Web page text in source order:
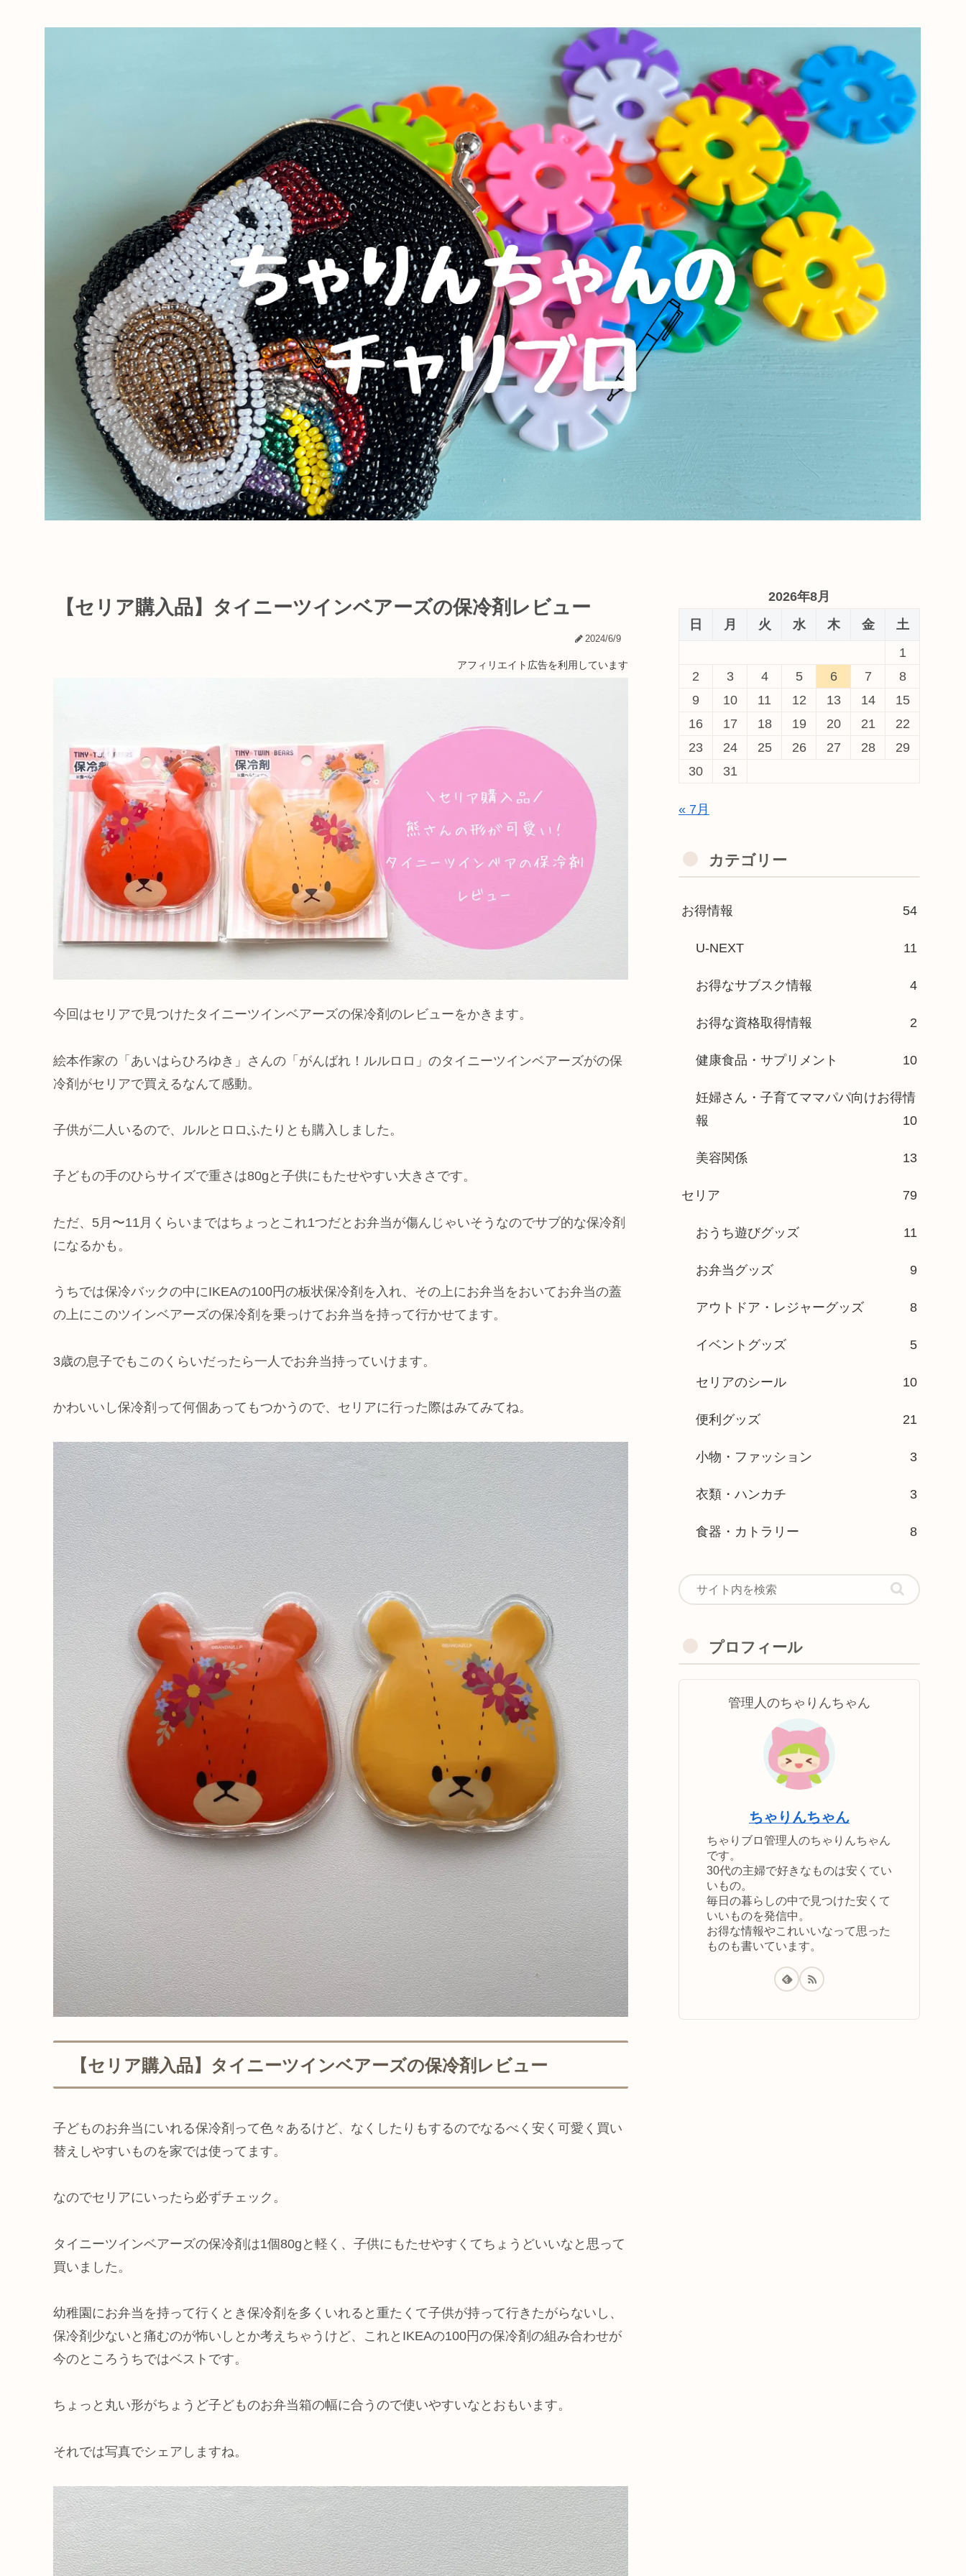
【セリア購入品】タイニーツインベアーズの保冷剤レビュー
2024/6/9
アフィリエイト広告を利用しています
今回はセリアで見つけたタイニーツインベアーズの保冷剤のレビューをかきます。
絵本作家の「あいはらひろゆき」さんの「がんばれ！ルルロロ」のタイニーツインベアーズがの保
冷剤がセリアで買えるなんて感動。
子供が二人いるので、ルルとロロふたりとも購入しました。
子どもの手のひらサイズで重さは80gと子供にもたせやすい大きさです。
ただ、5月〜11月くらいまではちょっとこれ1つだとお弁当が傷んじゃいそうなのでサブ的な保冷剤
になるかも。
うちでは保冷バックの中にIKEAの100円の板状保冷剤を入れ、その上にお弁当をおいてお弁当の蓋
の上にこのツインベアーズの保冷剤を乗っけてお弁当を持って行かせてます。
3歳の息子でもこのくらいだったら一人でお弁当持っていけます。
かわいいし保冷剤って何個あってもつかうので、セリアに行った際はみてみてね。
【セリア購入品】タイニーツインベアーズの保冷剤レビュー
子どものお弁当にいれる保冷剤って色々あるけど、なくしたりもするのでなるべく安く可愛く買い
替えしやすいものを家では使ってます。
なのでセリアにいったら必ずチェック。
タイニーツインベアーズの保冷剤は1個80gと軽く、子供にもたせやすくてちょうどいいなと思って
買いました。
幼稚園にお弁当を持って行くとき保冷剤を多くいれると重たくて子供が持って行きたがらないし、
保冷剤少ないと痛むのが怖いしとか考えちゃうけど、これとIKEAの100円の保冷剤の組み合わせが
今のところうちではベストです。
ちょっと丸い形がちょうど子どものお弁当箱の幅に合うので使いやすいなとおもいます。
それでは写真でシェアしますね。
2026年8月
日
月 火 水 木 金
土
1
2
3 4 5 6 7
8
9
10 11 12 13 14
15
16
17 18 19 20 21
22
23
24 25 26 27 28
29
30
31
« 7月
カテゴリー
お得情報 54
U-NEXT 11
お得なサブスク情報 4
お得な資格取得情報 2
健康食品・サプリメント 10
妊婦さん・子育てママパパ向けお得情
報
10
美容関係 13
セリア 79
おうち遊びグッズ 11
お弁当グッズ 9
アウトドア・レジャーグッズ 8
イベントグッズ 5
セリアのシール 10
便利グッズ 21
小物・ファッション 3
衣類・ハンカチ 3
食器・カトラリー 8
プロフィール
管理人のちゃりんちゃん
ちゃりんちゃん
ちゃりブロ管理人のちゃりんちゃん
です。
30代の主婦で好きなものは安くてい
いもの。
毎日の暮らしの中で見つけた安くて
いいものを発信中。
お得な情報やこれいいなって思った
ものも書いています。